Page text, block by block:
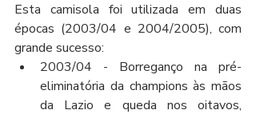
Esta camisola foi utilizada em duas
épocas (2003/04 e 2004/2005), com
grande sucesso:
2003/04 - Borreganço na pré-
eliminatória da champions às mãos
da Lazio e queda nos oitavos,